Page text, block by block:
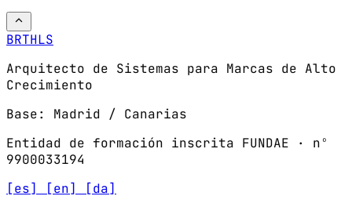
BRTHLS
Arquitecto de Sistemas para Marcas de Alto
Crecimiento
Base: Madrid / Canarias
Entidad de formación inscrita FUNDAE · nº
9900033194
[es]
[en] [da]